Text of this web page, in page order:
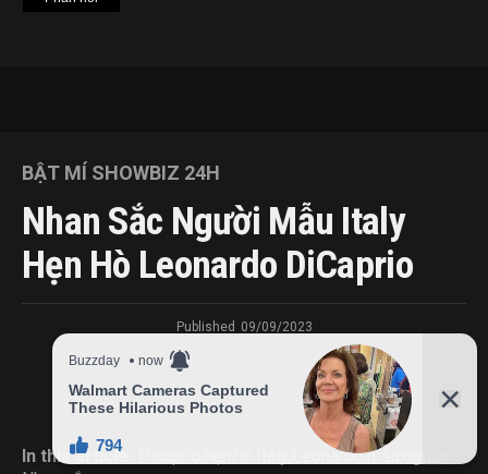
BẬT MÍ SHOWBIZ 24H
Nhan Sắc Người Mẫu Italy
Hẹn Hò Leonardo DiCaprio
Published 09/09/2023
In this article: Leonardo,mẫu